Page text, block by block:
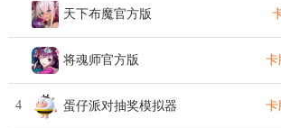
天下布魔官方版
将魂师官方版 卡
4 蛋仔派对抽奖模拟器 卡